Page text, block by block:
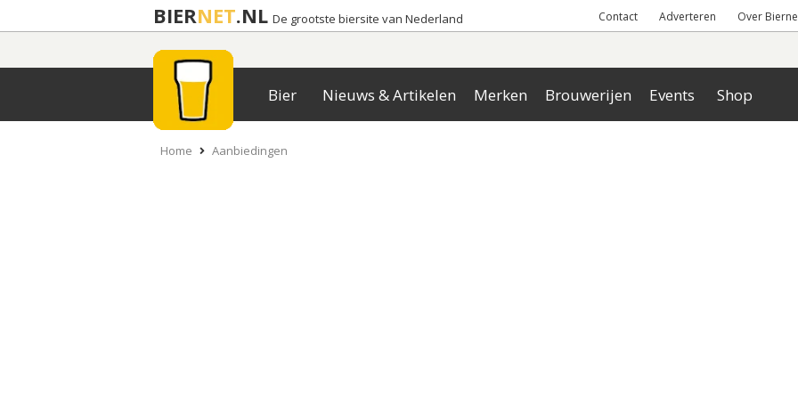
BIERNET.NL De grootste biersite van Nederland Contact Adverteren Over
Bier Nieuws & Artikelen Merken Brouwerijen Events Shop
Home Aanbiedingen